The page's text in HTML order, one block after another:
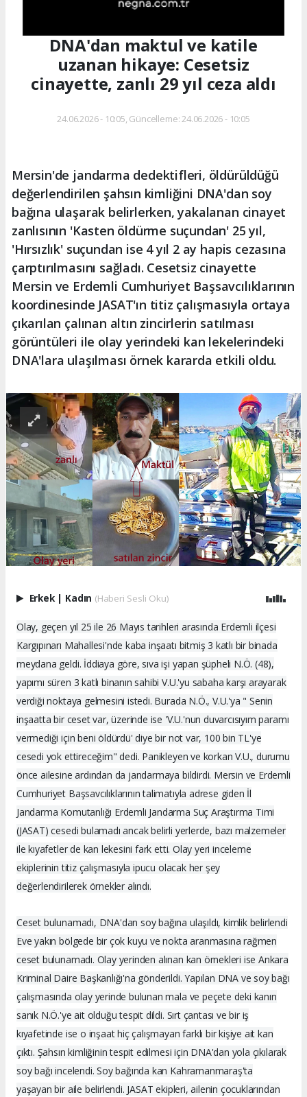
DNA'dan maktul ve katile
uzanan hikaye: Cesetsiz
cinayette, zanlı 29 yıl ceza aldı
24.06.2026 - 10:05, Güncelleme: 24.06.2026 - 10:05
Mersin'de jandarma dedektifleri, öldürüldüğü
değerlendirilen şahsın kimliğini DNA'dan soy
bağına ulaşarak belirlerken, yakalanan cinayet
zanlısının 'Kasten öldürme suçundan' 25 yıl,
'Hırsızlık' suçundan ise 4 yıl 2 ay hapis cezasına
çarptırılmasını sağladı. Cesetsiz cinayette
Mersin ve Erdemli Cumhuriyet Başsavcılıklarının
koordinesinde JASAT'ın titiz çalışmasıyla ortaya
çıkarılan çalınan altın zincirlerin satılması
görüntüleri ile olay yerindeki kan lekelerindeki
DNA'lara ulaşılması örnek kararda etkili oldu.
Erkek Kadın (Haberi Sesli Oku)
Olay, geçen yıl 25 ile 26 Mayıs tarihleri arasında Erdemli ilçesi
Kargıpınarı Mahallesi'nde kaba inşaatı bitmiş 3 katlı bir binada
meydana geldi. İddiaya göre, sıva işi yapan şüpheli N.Ö. (48),
yapımı süren 3 katlı binanın sahibi V.U.'yu sabaha karşı arayarak
verdiği noktaya gelmesini istedi. Burada N.Ö., V.U.'ya " Senin
inşaatta bir ceset var, üzerinde ise 'V.U.'nun duvarcısıyım paramı
vermediği için beni öldürdü' diye bir not var, 100 bin TL'ye
cesedi yok ettireceğim" dedi. Panikleyen ve korkan V.U., durumu
önce ailesine ardından da jandarmaya bildirdi. Mersin ve Erdemli
Cumhuriyet Başsavcılıklarının talimatıyla adrese giden İl
Jandarma Komutanlığı Erdemli Jandarma Suç Araştırma Timi
(JASAT) cesedi bulamadı ancak belirli yerlerde, bazı malzemeler
ile kıyafetler de kan lekesini fark etti. Olay yeri inceleme
ekiplerinin titiz çalışmasıyla ipucu olacak her şey
değerlendirilerek örnekler alındı.
Ceset bulunamadı, DNA'dan soy bağına ulaşıldı, kimlik belirlendi
Eve yakın bölgede bir çok kuyu ve nokta aranmasına rağmen
ceset bulunamadı. Olay yerinden alınan kan örnekleri ise Ankara
Kriminal Daire Başkanlığı'na gönderildi. Yapılan DNA ve soy bağı
çalışmasında olay yerinde bulunan mala ve peçete deki kanın
sanık N.Ö.'ye ait olduğu tespit dildi. Sırt çantası ve bir iş
kıyafetinde ise o inşaat hiç çalışmayan farklı bir kişiye ait kan
çıktı. Şahsın kimliğinin tespit edilmesi için DNA'dan yola çıkılarak
soy bağı incelendi. Soy bağında kan Kahramanmaraş'ta
yaşayan bir aile belirlendi. JASAT ekipleri, ailenin çocuklarından